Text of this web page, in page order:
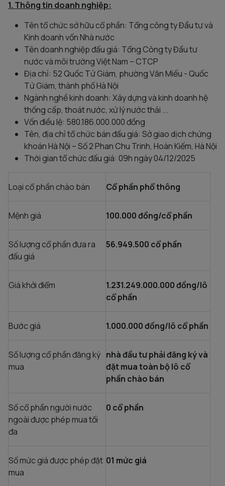
1. Thông tin doanh nghiệp:
Tên tổ chức sở hữu cổ phần: Tổng công ty Đầu tư và
Kinh doanh vốn Nhà nước
Tên doanh nghiệp đấu giá: Tổng Công ty Đầu tư
nước và môi trường Việt Nam – CTCP
Địa chỉ: 52 Quốc Tử Giám, phường Văn Miếu - Quốc
Tử Giám, thành phố Hà Nội
Ngành nghề kinh doanh: Xây dựng và kinh doanh hệ
thống cấp, thoát nước, xử lý nước thải ...
Vốn điều lệ: 580.186.000.000 đồng
Tên, địa chỉ tổ chức bán đấu giá: Sở giao dịch chứng
khoán Hà Nội – Số 2 Phan Chu Trinh, Hoàn Kiếm, Hà Nội
Thời gian tổ chức đấu giá: 09h ngày 04/12/2025
Loại cổ phần chào bán Cổ phần phổ thông
Mệnh giá 100.000 đồng/cổ phần
Số lượng cổ phần đưa ra
đấu giá
56.949.500 cổ phần
Giá khởi điểm
1.231.249.000.000 đồng/lô
cổ phần
Bước giá 1.000.000 đồng/lô cổ phần
Số lượng cổ phần đăng ký
mua
nhà đầu tư phải đăng ký và
đặt mua toàn bộ lô cổ
phần chào bán
Số cổ phần người nước
ngoài được phép mua tối
đa
0 cổ phần
Số mức giá được phép đặt
mua
01 mức giá